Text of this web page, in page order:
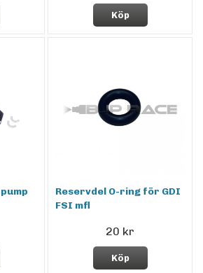
Köp
Reservdel O-ring för GDI
FSI mfl
20 kr
Köp